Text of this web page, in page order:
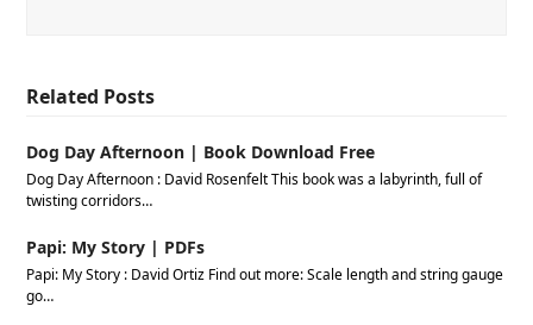
Related Posts
Dog Day Afternoon | Book Download Free
Dog Day Afternoon : David Rosenfelt This book was a labyrinth, full of
twisting corridors…
Papi: My Story | PDFs
Papi: My Story : David Ortiz Find out more: Scale length and string gauge
go…